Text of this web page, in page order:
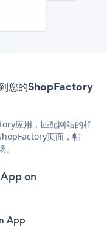
您的ShopFactory
应用，匹配网站的样
页面，帖
on
App